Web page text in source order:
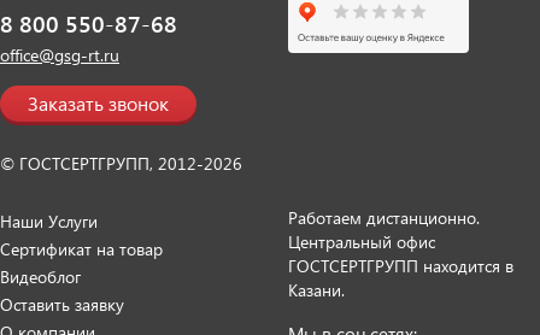
8 800 550-87-68
office@gsg-rt.ru
Заказать звонок
© ГОСТСЕРТГРУПП, 2012-2026
Наши Услуги
Сертификат на товар
Видеоблог
Оставить заявку
Работаем дистанционно.
Центральный офис
ГОСТСЕРТГРУПП находится в
Казани.